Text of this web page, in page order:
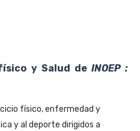
y Salud de INOEP :
físico, enfermedad y
y al deporte dirigidos a